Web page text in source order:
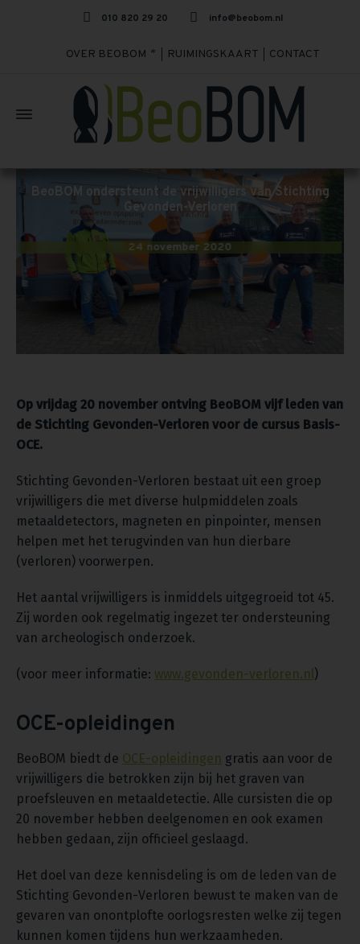
010 820 29 20 info@beobom.nl
OVER BEOBOM RUIMINGSKAART CONTACT
BeoBOM ondersteunt de vrijwilligers van Stichting
Gevonden-Verloren
24 november 2020
Op vrijdag 20 november ontving BeoBOM vijf leden van
de Stichting Gevonden-Verloren voor de cursus Basis-
OCE.
Stichting Gevonden-Verloren bestaat uit een groep
vrijwilligers die met diverse hulpmiddelen zoals
metaaldetectors, magneten en pinpointer, mensen
helpen met het terugvinden van hun dierbare
(verloren) voorwerpen.
Het aantal vrijwilligers is inmiddels uitgegroeid tot 45.
Zij worden ook regelmatig ingezet ter ondersteuning
van archeologisch onderzoek.
(voor meer informatie: www.gevonden-verloren.nl)
OCE-opleidingen
BeoBOM biedt de OCE-opleidingen gratis aan voor de
vrijwilligers die betrokken zijn bij het graven van
proefsleuven en metaaldetectie. Alle cursisten die op
20 november hebben deelgenomen en ook examen
hebben gedaan, zijn officieel geslaagd.
Het doel van deze kennisdeling is om de leden van de
Stichting Gevonden-Verloren bewust te maken van de
gevaren van onontplofte oorlogsresten welke zij tegen
kunnen komen tijdens hun werkzaamheden.